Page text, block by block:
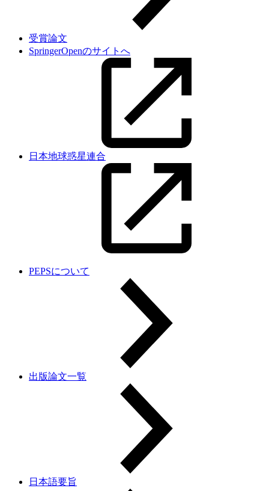
受賞論文
SpringerOpenのサイトへ
日本地球惑星連合
PEPSについて
出版論文一覧
日本語要旨